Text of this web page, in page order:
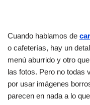
Cuando hablamos de
o cafeterías, hay un
menú aburrido y otro
las fotos. Pero no todas
por usar imágenes
parecen en nada a lo